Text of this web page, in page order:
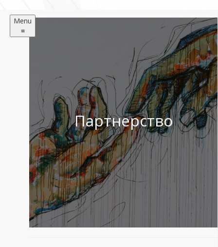
Menu
≡
Партнерство